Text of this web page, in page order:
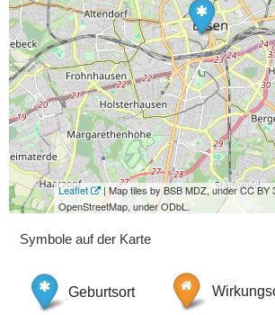
Leaflet
| Map tiles by BSB MDZ, under CC BY
OpenStreetMap, under ODbL.
Symbole auf der Karte
Geburtsort